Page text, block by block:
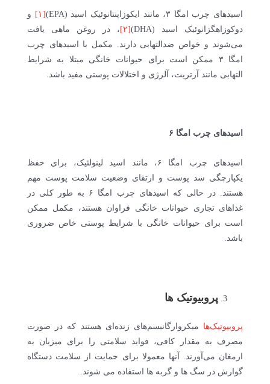
اسیدهای چرب امگا ۳، مانند ایکوزاپنتانوئیک اسید (EPA) [۱]
و
دوکوزاهگزانوئیک اسید (DHA)
[۲]
، در روغن ماهی یافت
می‌شوند و خواص ضدالتهابی دارند. مکمل با اسیدهای چرب
امگا ۳ ممکن است برای حیوانات خانگی مبتلا به شرایط
التهابی مانند آرتریت، آلرژی و اختلالات پوستی مفید باشد.
اسیدهای چرب امگا ۶
اسیدهای چرب امگا ۶، مانند اسید لینولئیک، برای حفظ
یکپارچگی سد پوست و ارتقای وضعیت سلامت پوست مهم
هستند. در حالی که اسیدهای چرب امگا ۶ به طور کلی در
غذاهای تجاری حیوانات خانگی فراوان هستند، مکمل ممکن
است برای حیوانات خانگی با شرایط پوستی خاص ضروری
باشد.
پروبیوتیک ها
پروبیوتیک‌ها میکروارگانیسم‌های زنده‌ای هستند که در صورت
مصرف به مقدار کافی، فواید سلامتی را برای میزبان به
ارمغان می‌آورند. آنها معمولا برای حمایت از سلامت دستگاه
گوارش در سگ ها و گربه ها استفاده می شوند.